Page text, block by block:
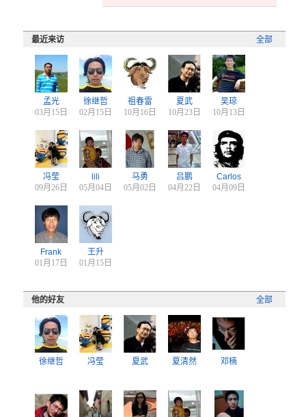
全部
最近来访
孟光
03月15日
徐继哲
02月15日
祖春雷
10月16日
夏武
10月23日
吴琼
10月13日
冯莹
09月26日
lili
05月04日
马勇
05月02日
吕鹏
04月22日
Carlos
04月09日
Frank
01月17日
王升
01月15日
全部
他的好友
徐继哲 冯莹 夏武 夏清然 邓楠